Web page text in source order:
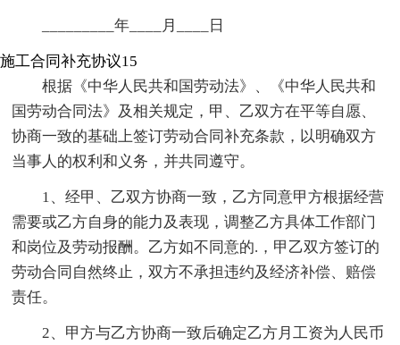
_________年____月____日
施工合同补充协议15
根据《中华人民共和国劳动法》、《中华人民共和
国劳动合同法》及相关规定，甲、乙双方在平等自愿、
协商一致的基础上签订劳动合同补充条款，以明确双方
当事人的权利和义务，并共同遵守。
1、经甲、乙双方协商一致，乙方同意甲方根据经营
需要或乙方自身的能力及表现，调整乙方具体工作部门
和岗位及劳动报酬。乙方如不同意的.，甲乙双方签订的
劳动合同自然终止，双方不承担违约及经济补偿、赔偿
责任。
2、甲方与乙方协商一致后确定乙方月工资为人民币